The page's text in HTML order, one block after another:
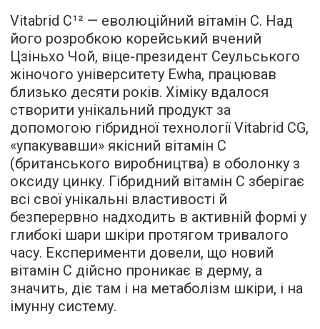
Vitabrid C¹² — еволюційний вітамін C. Над
його розробкою корейський вчений
Цзіньхо Чой, віце-президент Сеульського
жіночого університету Ewha, працював
близько десяти років. Хіміку вдалося
створити унікальний продукт за
допомогою гібридної технології Vitabrid CG,
«упакувавши» якісний вітамін С
(британського виробництва) в оболонку з
оксиду цинку. Гібридний вітамін С зберігає
всі свої унікальні властивості й
безперервно надходить в активній формі у
глибокі шари шкіри протягом тривалого
часу. Експерименти довели, що новий
вітамін С дійсно проникає в дерму, а
значить, діє там і на метаболізм шкіри, і на
імунну систему.